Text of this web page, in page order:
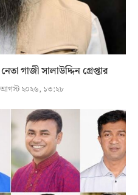
গাজী সালাউদ্দিন গ্রেপ্তার
২০২৬, ১৩:২৮